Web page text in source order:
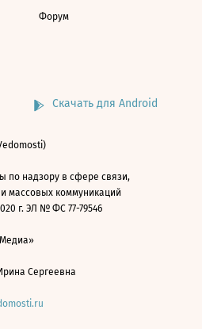
Форум
Скачать для Android
по надзору в сфере связи,
массовых коммуникаций
г. ЭЛ № ФС 77-79546
Сергеевна